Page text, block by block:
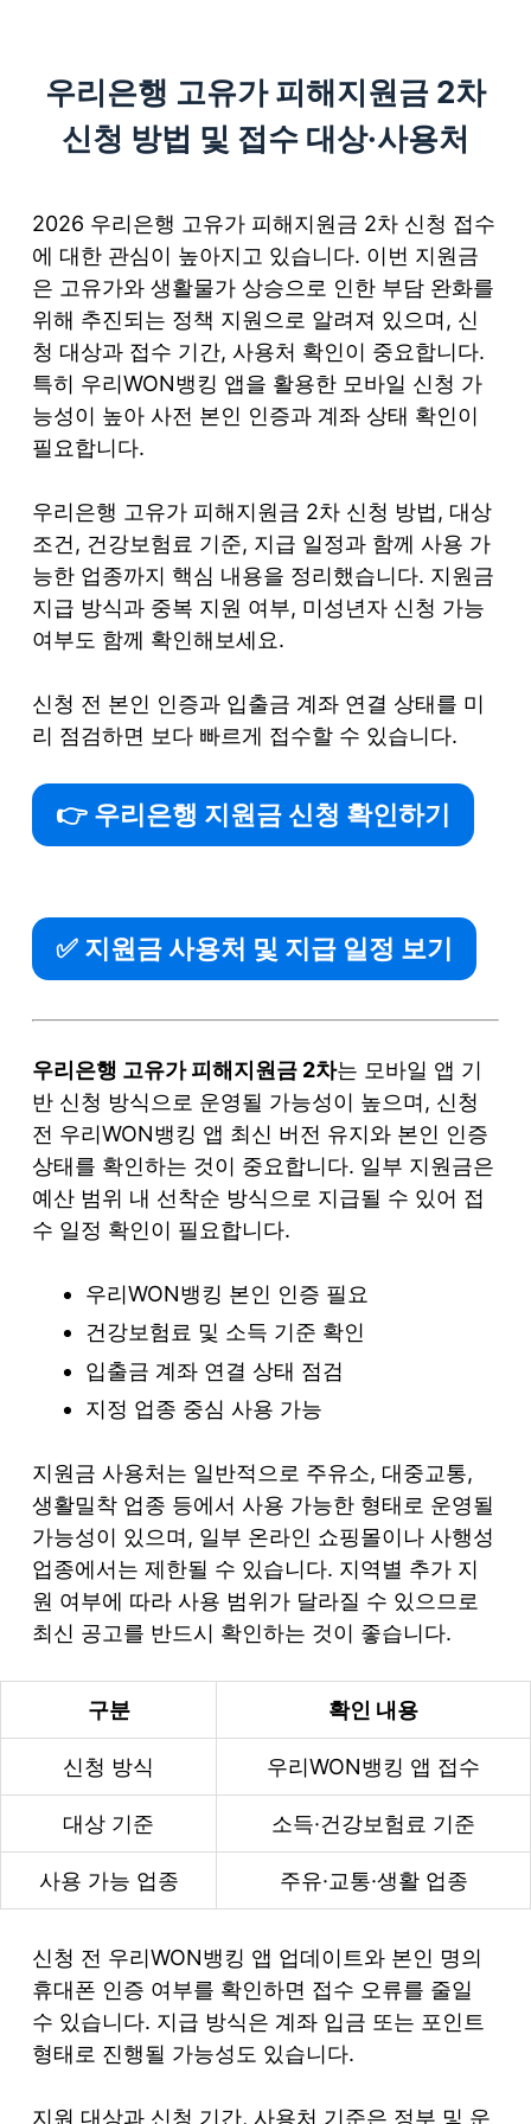
c
o
n
e
n
우리은행 고유가 피해지원금 2차
신청 방법 및 접수 대상·사용처
2026 우리은행 고유가 피해지원금 2차 신청 접수
에 대한 관심이 높아지고 있습니다. 이번 지원금
은 고유가와 생활물가 상승으로 인한 부담 완화를
위해 추진되는 정책 지원으로 알려져 있으며, 신
청 대상과 접수 기간, 사용처 확인이 중요합니다.
특히 우리WON뱅킹 앱을 활용한 모바일 신청 가
능성이 높아 사전 본인 인증과 계좌 상태 확인이
필요합니다.
우리은행 고유가 피해지원금 2차 신청 방법, 대상
조건, 건강보험료 기준, 지급 일정과 함께 사용 가
능한 업종까지 핵심 내용을 정리했습니다. 지원금
지급 방식과 중복 지원 여부, 미성년자 신청 가능
여부도 함께 확인해보세요.
신청 전 본인 인증과 입출금 계좌 연결 상태를 미
리 점검하면 보다 빠르게 접수할 수 있습니다.
👉 우리은행 지원금 신청 확인하기
✅ 지원금 사용처 및 지급 일정 보기
우리은행 고유가 피해지원금 2차는 모바일 앱 기
반 신청 방식으로 운영될 가능성이 높으며, 신청
전 우리WON뱅킹 앱 최신 버전 유지와 본인 인증
상태를 확인하는 것이 중요합니다. 일부 지원금은
예산 범위 내 선착순 방식으로 지급될 수 있어 접
수 일정 확인이 필요합니다.
우리WON뱅킹 본인 인증 필요
건강보험료 및 소득 기준 확인
입출금 계좌 연결 상태 점검
지정 업종 중심 사용 가능
지원금 사용처는 일반적으로 주유소, 대중교통,
생활밀착 업종 등에서 사용 가능한 형태로 운영될
가능성이 있으며, 일부 온라인 쇼핑몰이나 사행성
업종에서는 제한될 수 있습니다. 지역별 추가 지
원 여부에 따라 사용 범위가 달라질 수 있으므로
최신 공고를 반드시 확인하는 것이 좋습니다.
구분 확인 내용
신청 방식 우리WON뱅킹 앱 접수
대상 기준 소득·건강보험료 기준
사용 가능 업종 주유·교통·생활 업종
신청 전 우리WON뱅킹 앱 업데이트와 본인 명의
휴대폰 인증 여부를 확인하면 접수 오류를 줄일
수 있습니다. 지급 방식은 계좌 입금 또는 포인트
형태로 진행될 가능성도 있습니다.
지원 대상과 신청 기간, 사용처 기준은 정부 및 운